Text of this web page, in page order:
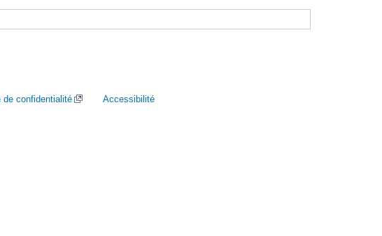
de confidentialité Accessibilité